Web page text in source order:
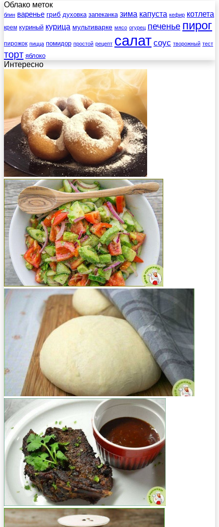
Облако меток
блин варенье гриб духовка запеканка зима капуста кефир котлета
крем куриный курица мультиварке мясо огурец печенье пирог
пирожок пицца помидор простой рецепт салат соус творожный тест
торт яблоко
Интересно